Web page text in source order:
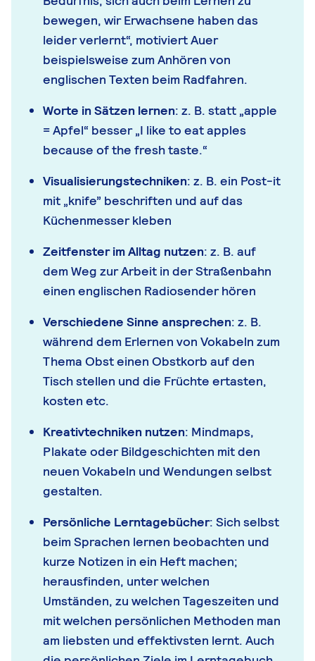
bewegen, wir Erwachsene haben das
leider verlernt“, motiviert Auer
beispielsweise zum Anhören von
englischen Texten beim Radfahren.
Worte in Sätzen lernen: z. B. statt „apple
= Apfel“ besser „I like to eat apples
because of the fresh taste.“
Visualisierungstechniken: z. B. ein Post-it
mit „knife” beschriften und auf das
Küchenmesser kleben
Zeitfenster im Alltag nutzen: z. B. auf
dem Weg zur Arbeit in der Straßenbahn
einen englischen Radiosender hören
Verschiedene Sinne ansprechen: z. B.
während dem Erlernen von Vokabeln zum
Thema Obst einen Obstkorb auf den
Tisch stellen und die Früchte ertasten,
kosten etc.
Kreativtechniken nutzen: Mindmaps,
Plakate oder Bildgeschichten mit den
neuen Vokabeln und Wendungen selbst
gestalten.
Persönliche Lerntagebücher: Sich selbst
beim Sprachen lernen beobachten und
kurze Notizen in ein Heft machen;
herausfinden, unter welchen
Umständen, zu welchen Tageszeiten und
mit welchen persönlichen Methoden man
am liebsten und effektivsten lernt. Auch